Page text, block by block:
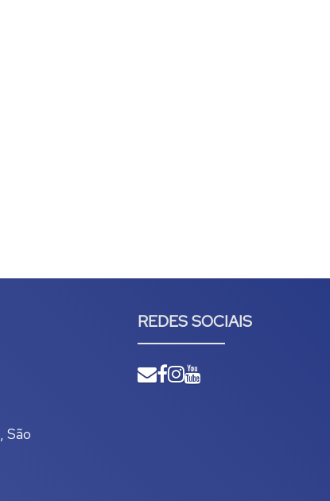
, São
REDES SOCIAIS